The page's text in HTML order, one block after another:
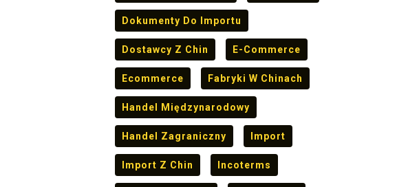
Dokumenty Do Importu
Dostawcy Z Chin E-Commerce
Ecommerce Fabryki W Chinach
Handel Międzynarodowy
Handel Zagraniczny Import
Import Z Chin Incoterms